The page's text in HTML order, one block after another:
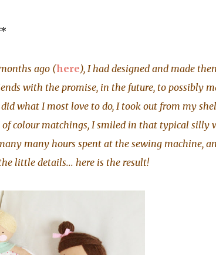
ago (here), I had designed and made
with the promise, in the future, to possibly
what I most love to do, I took out from my
colour matchings, I smiled in that typical silly
many hours spent at the sewing machine,
little details... here is the result!